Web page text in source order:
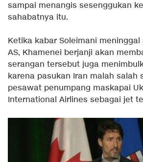
sampai menangis sesenggukan
sahabatnya itu.
Ketika kabar Soleimani
AS, Khamenei berjanji akan
serangan tersebut juga
karena pasukan Iran malah salah
pesawat penumpang maskapai
International Airlines sebagai jet